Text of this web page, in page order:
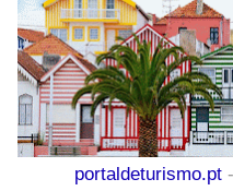
portaldeturismo.pt